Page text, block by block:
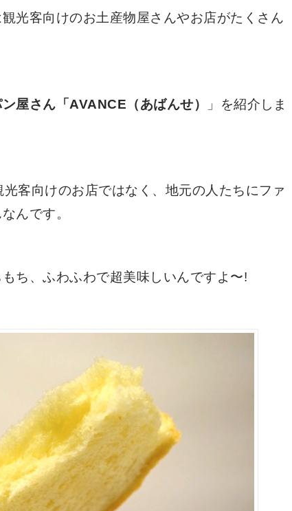
光客向けのお土産物屋さんやお店がたくさん
屋さん「AVANCE（あばんせ）
」を紹介しま
光客向けのお店ではなく、地元の人たちにファ
んです。
もち、ふわふわで超美味しいんですよ〜!